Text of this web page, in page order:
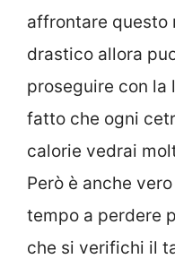
affrontare questo
drastico allora
proseguire con la
fatto che ogni
calorie vedrai
Però è anche
tempo a perdere
che si verifichi il